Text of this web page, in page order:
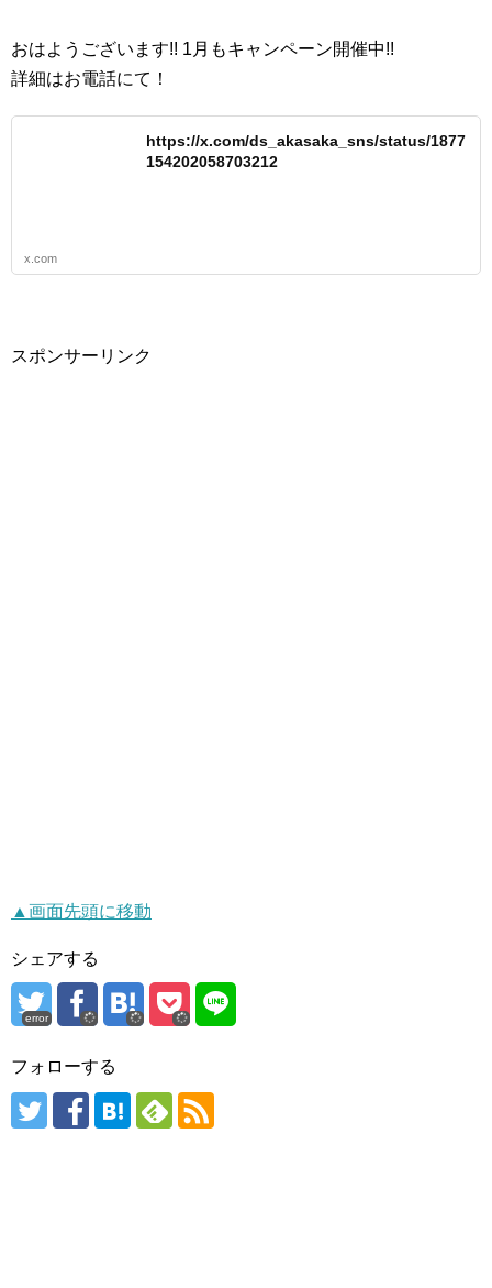
おはようございます!! 1月もキャンペーン開催中!!
詳細はお電話にて！
https://x.com/ds_akasaka_sns/status/1877
154202058703212
x.com
スポンサーリンク
▲画面先頭に移動
シェアする
error
フォローする